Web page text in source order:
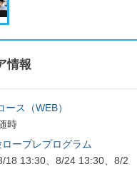
情報
ス（WEB）
時
ープレプログラム
18 13:30、8/24 13:30、8/2